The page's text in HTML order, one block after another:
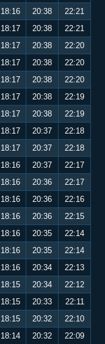
18:16 20:38
22:21
18:17 20:38
22:21
18:17 20:38
22:20
18:17 20:38
22:20
18:17 20:38
22:20
18:17 20:38
22:19
18:17 20:38
22:19
18:17 20:37
22:18
18:17 20:37
22:18
18:16 20:37
22:17
18:16 20:36
22:17
18:16 20:36
22:16
18:16 20:36
22:15
18:16 20:35
22:14
18:16 20:35
22:14
18:16 20:34
22:13
18:15 20:34
22:12
18:15 20:33
22:11
18:15 20:32
22:10
18:14 20:32
22:09